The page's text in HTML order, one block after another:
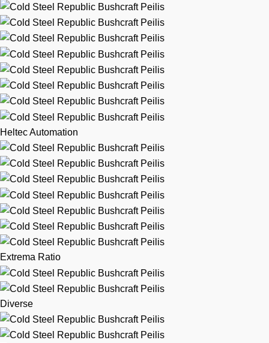
Heltec Automation
Extrema Ratio
Diverse